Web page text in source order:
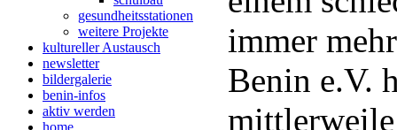
gesundheitsstationen
weitere Projekte
kultureller Austausch
newsletter
bildergalerie
benin-infos
aktiv werden
immer
Benin e.V.